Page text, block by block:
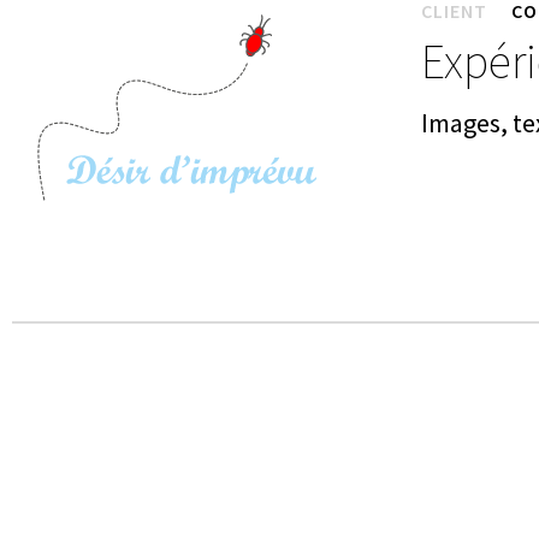
CLIENT
Images,